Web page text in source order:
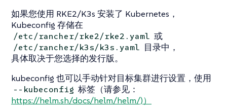
如果您使用 RKE2/K3s 安装了 Kubernetes，
Kubeconfig 存储在
/etc/rancher/rke2/rke2.yaml 或
/etc/rancher/k3s/k3s.yaml 目录中，
具体取决于您选择的发行版。
kubeconfig 也可以手动针对目标集群进行设置，使用
--kubeconfig 标签（请参见：
https://helm.sh/docs/helm/helm/)）